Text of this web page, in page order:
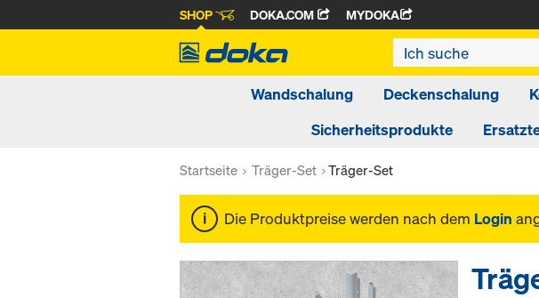
SHOP DOKA.COM MYDOKA
Wandschalung Deckenschalung
Sicherheitsprodukte
Startseite Träger-Set Träger-Set
Die Produktpreise werden nach dem Login